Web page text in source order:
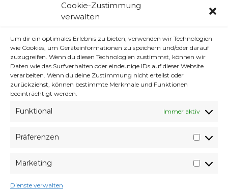
Cookie-Zustimmung
verwalten
Um dir ein optimales Erlebnis zu bieten, verwenden wir Technologien
wie Cookies, um Geräteinformationen zu speichern und/oder darauf
zuzugreifen. Wenn du diesen Technologien zustimmst, können wir
Daten wie das Surfverhalten oder eindeutige IDs auf dieser Website
verarbeiten. Wenn du deine Zustimmung nicht erteilst oder
zurückziehst, können bestimmte Merkmale und Funktionen
beeinträchtigt werden.
Funktional Immer aktiv
Präferenzen
Marketing
Dienste verwalten
Sendung vom 10.04.14. Themen u.a.: Sex and the
Sea: Ärger um Swingerschiff am Bodensee;
Geiselhöring; Bayern-Klischee ade: Das
unaufhaltsame Bauernhofsterben; Die Fracking-
Frage: Wohin steuert Bayern beim Schiefergas?;
Gams in Gefahr? Streit um Abschussquote im
Bergwald
Ich finde ja die Spinnen die Bayern! Aber so
in Deutschland! Und für Sendungen wie
Quer zahl ich gerne GEZ.